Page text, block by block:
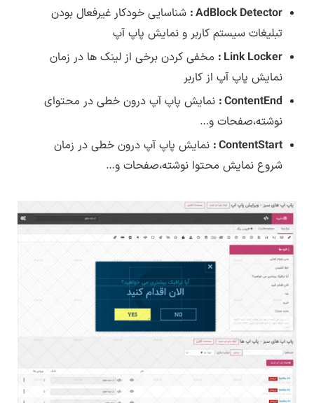
AdBlock Detector : شناسایی خودکار غیرفعال بودن
تبلیغات سیستم کاربر و نمایش پاپ آپ
Link Locker :
مخفی کردن برخی از لینک ها در زمان
نمایش پاپ آپ از کاربر
ContentEnd : نمایش پاپ آپ درون خطی در محتوای
نوشته،صفحات و…
ContentStart : نمایش پاپ آپ درون خطی در زمان
شروع نمایش محتوا نوشته،صفحات و…